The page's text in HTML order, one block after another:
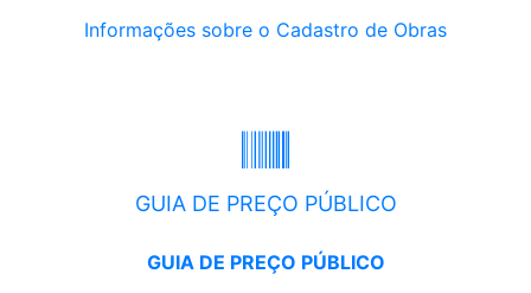
Informações sobre o Cadastro de Obras
GUIA DE PREÇO PÚBLICO
GUIA DE PREÇO PÚBLICO